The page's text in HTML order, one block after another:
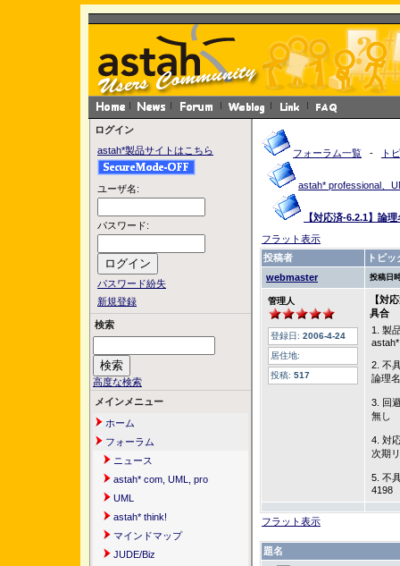
ログイン
astah*製品サイトはこちら
ユーザ名:
パスワード:
パスワード紛失
新規登録
検索
高度な検索
メインメニュー
ホーム
フォーラム
ニュース
astah* com, UML, pro
UML
astah* think!
マインドマップ
JUDE/Biz
フォーラム一覧 - ト
astah* professional、
【対応済-6.2.1】論
フラット表示
投稿者
トピッ
webmaster
投稿日
管理人
登録日: 2006-4-24
居住地:
投稿: 517
【対
具合
1. 製
2. 不
論理
3. 回
無し
4. 対
次期
5. 不
4198
フラット表示
題名